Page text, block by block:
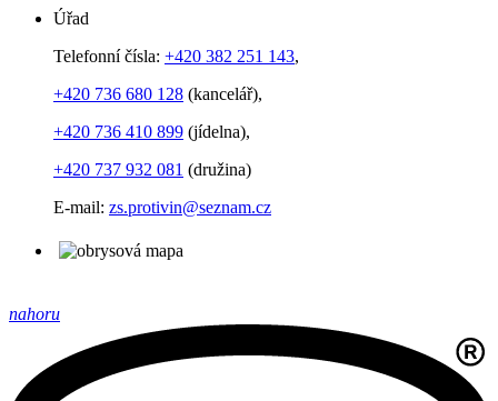
Úřad
Telefonní čísla: +420 382 251 143,
+420 736 680 128 (kancelář),
+420 736 410 899 (jídelna),
+420 737 932 081 (družina)
E-mail: zs.protivin@seznam.cz
nahoru